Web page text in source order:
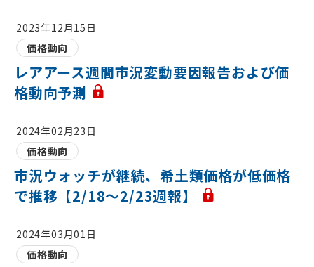
2023年12月15日
価格動向
レアアース週間市況変動要因報告および価
格動向予測
2024年02月23日
価格動向
市況ウォッチが継続、希土類価格が低価格
で推移【2/18～2/23週報】
2024年03月01日
価格動向